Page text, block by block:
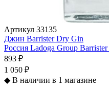
Артикул 33135
Джин Barrister Dry Gin
Россия Ladoga Group Barrister
893 ₽
1 050 ₽
◆ В наличии в 1 магазине